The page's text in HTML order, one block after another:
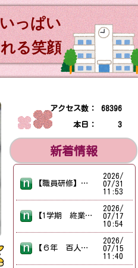
っぱい
る笑顔
新着情報
【職員研修】中央区夏季合同研修会 中央区各校の先生方が春日野小学校に集まり、合同研修会を行いました。教育委員会事務局から講師を派遣していただき、「協働的な学び」をテーマに、講義や演習を通して授業改善の在り方について学びました。１学期の授業実践を振り返ったり、２学期以降の授業づくりのヒントを得たりすることができる充実した研修となりました。
2026/
07/31
11:53
【1学期 終業式】 1学期が終わりました。 終業式では、2年生と4年生の代表児童が1学期にできたことや、これから頑張りたいことを堂々と発表しました。 終業式最後には春日野小学校PTA作成の夏休みの過ごし方の動画を視聴しました。 不審者対応の『いかのおすし』、地域でのマナーについてのお話でした。 １５日（水）には４～６年生対象に、非行防止教室として神戸市中央少年サポートセンターの方に放課後のくらしのお話をしていただいています。 ネットトラブル、不審者、水の事故など、子どもたちが悲しい思いをしないために、引き続き子どもたちの見守りをよろしくお願いします。 その後はあゆみをもらったり、お楽しみ会や掃除をしたりしてクラスで過ごしました。 帰るころにはこれから始まる夏休みにわくわくしていました！ ルールを守って安全に、楽しい夏休みにしてくださいね！
2026/
07/17
10:54
【６年 百人一首大会】 五色に分かれている百人一首に挑戦しました。 白熱した戦いになりましたが、合計枚数でわずかに２組が上周り、２組の勝利となりました。
2026/
07/15
11:40
アクセス数： 68396
本日： 3